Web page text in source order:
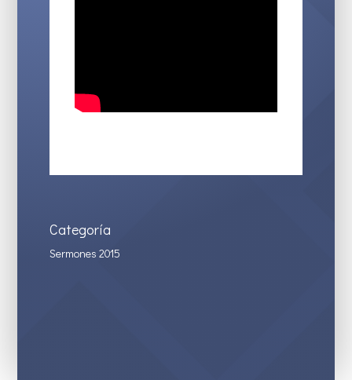
Categoría
Sermones 2015